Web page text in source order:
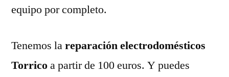
equipo por completo.
Tenemos lareparación electrodomésticos
Torricoa partir de 100 euros. Y puedes